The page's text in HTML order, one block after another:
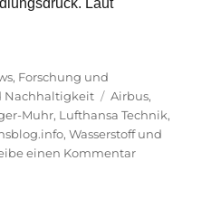
wollen sich mit Wasserstoff
, Forschung und
Nachhaltigkeit Schlagwörter
Airbus,
Muhr, Lufthansa Technik,
,Wasserstoff und
einen Kommentarzu